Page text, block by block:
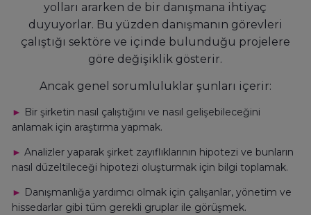
yolları ararken de bir danışmana ihtiyaç
duyuyorlar. Bu yüzden danışmanın görevleri
çalıştığı sektöre ve içinde bulunduğu projelere
göre değişiklik gösterir.
Ancak genel sorumluluklar şunları içerir:
► Bir şirketin nasıl çalıştığını ve nasıl gelişebileceğini
anlamak için araştırma yapmak.
► Analizler yaparak şirket zayıflıklarının hipotezi ve bunların
nasıl düzeltileceği hipotezi oluşturmak için bilgi toplamak.
► Danışmanlığa yardımcı olmak için çalışanlar, yönetim ve
hissedarlar gibi tüm gerekli gruplar ile görüşmek.